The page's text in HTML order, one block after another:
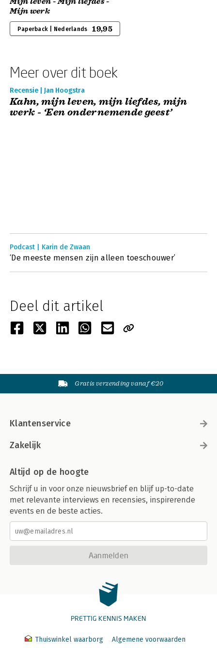
Mijn werk
Paperback | Nederlands 19,95
Meer over dit boek
Recensie | Jan Hoogstra
Kahn, mijn leven, mijn liefdes, mijn
werk - ‘Een ondernemende geest’
Podcast | Karin de Zwaan
‘De meeste mensen zijn alleen toeschouwer’
Deel dit artikel
Gratis verzending vanaf €20
Klantenservice
Zakelijk
Altijd op de hoogte
Schrijf u in voor onze nieuwsbrief en blijf up-to-date
met relevante interviews en recensies, inspirerende
events en de beste acties.
Aanmelden
PRETTIG KENNIS MAKEN
Thuiswinkel waarborg Algemene voorwaarden